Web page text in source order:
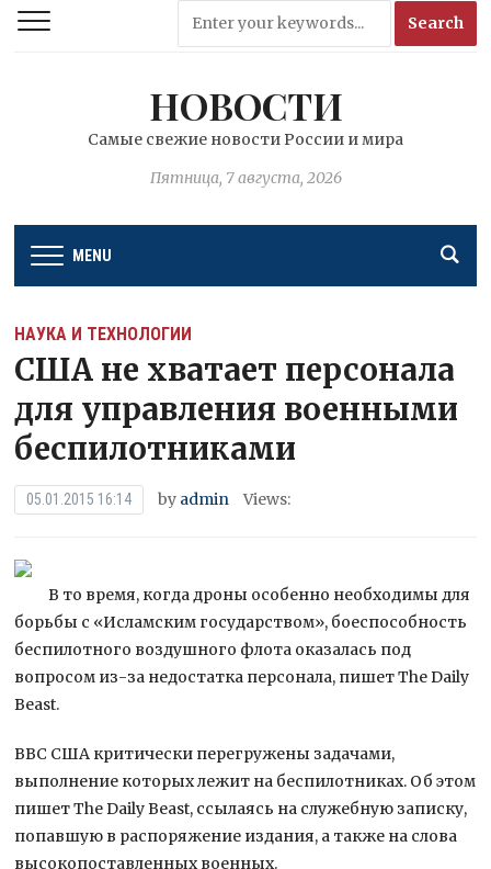
НОВОСТИ
Самые свежие новости России и мира
Пятница, 7 августа, 2026
MENU
НАУКА И ТЕХНОЛОГИИ
США не хватает персонала
для управления военными
беспилотниками
05.01.2015 16:14 by admin Views:
В то время, когда дроны особенно необходимы для
борьбы с «Исламским государством», боеспособность
беспилотного воздушного флота оказалась под
вопросом из-за недостатка персонала, пишет The Daily
Beast.
ВВС США критически перегружены задачами,
выполнение которых лежит на беспилотниках. Об этом
пишет The Daily Beast, ссылаясь на служебную записку,
попавшую в распоряжение издания, а также на слова
высокопоставленных военных.